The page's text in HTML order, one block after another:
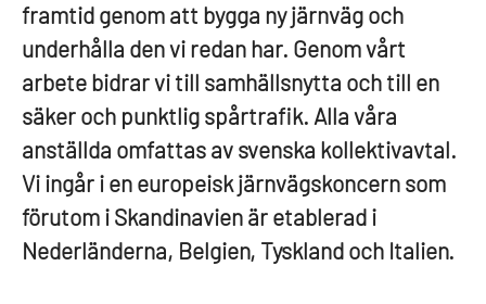
framtid genom att bygga ny järnväg och
underhålla den vi redan har. Genom vårt
arbete bidrar vi till samhällsnytta och till en
säker och punktlig spårtrafik. Alla våra
anställda omfattas av svenska kollektivavtal.
Vi ingår i en europeisk järnvägskoncern som
förutom i Skandinavien är etablerad i
Nederländerna, Belgien, Tyskland och Italien.